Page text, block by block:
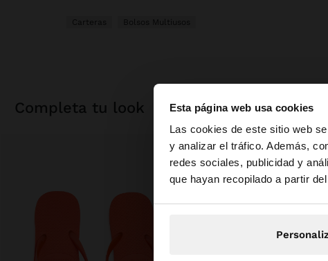
Esta página web usa cookies
Las cookies de este sitio web
y analizar el tráfico. Además,
redes sociales, publicidad y
que hayan recopilado a partir
hola
Estás accediendo a la
Carteras Bolsos Multiusos
completa tu look